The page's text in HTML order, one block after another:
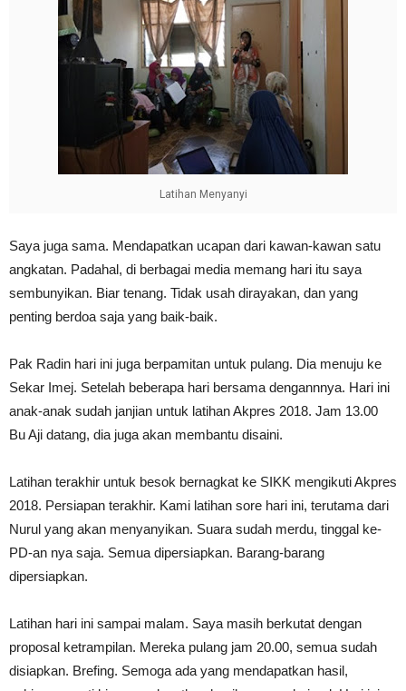
Latihan Menyanyi
Saya juga sama. Mendapatkan ucapan dari kawan-kawan satu
angkatan. Padahal, di berbagai media memang hari itu saya
sembunyikan. Biar tenang. Tidak usah dirayakan, dan yang
penting berdoa saja yang baik-baik.
Pak Radin hari ini juga berpamitan untuk pulang. Dia menuju ke
Sekar Imej. Setelah beberapa hari bersama dengannnya. Hari ini
anak-anak sudah janjian untuk latihan Akpres 2018. Jam 13.00
Bu Aji datang, dia juga akan membantu disaini.
Latihan terakhir untuk besok bernagkat ke SIKK mengikuti Akpres
2018. Persiapan terakhir. Kami latihan sore hari ini, terutama dari
Nurul yang akan menyanyikan. Suara sudah merdu, tinggal ke-
PD-an nya saja. Semua dipersiapkan. Barang-barang
dipersiapkan.
Latihan hari ini sampai malam. Saya masih berkutat dengan
proposal ketrampilan. Mereka pulang jam 20.00, semua sudah
disiapkan. Brefing. Semoga ada yang mendapatkan hasil,